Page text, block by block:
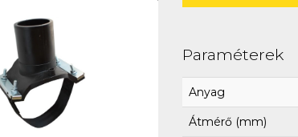
Paraméterek
Anyag
Átmérő (mm)